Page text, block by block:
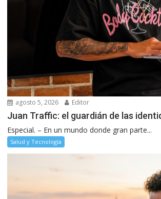
agosto 5, 2026 Editor
Juan Traffic: el guardián de las
Especial. – En un mundo donde gran parte...
Salud y Tecnología